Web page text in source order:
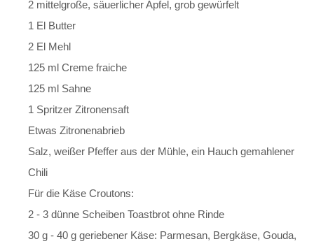
2 mittelgroße, säuerlicher Apfel, grob gewürfelt
1 El Butter
2 El Mehl
125 ml Creme fraiche
125 ml Sahne
1 Spritzer Zitronensaft
Etwas Zitronenabrieb
Salz, weißer Pfeffer aus der Mühle, ein Hauch gemahlener
Chili
Für die Käse Croutons:
2 - 3 dünne Scheiben Toastbrot ohne Rinde
30 g - 40 g geriebener Käse: Parmesan, Bergkäse, Gouda,